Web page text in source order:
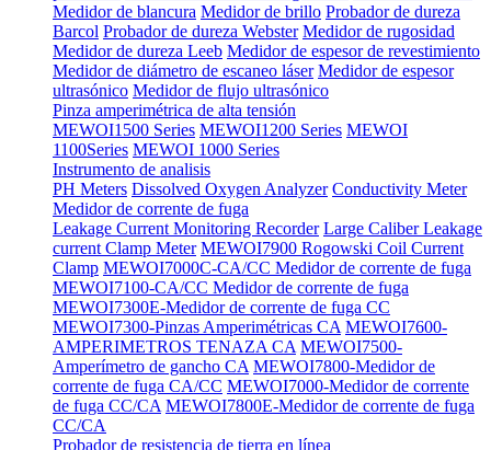
Medidor de blancura Medidor de brillo Probador de dureza
Barcol Probador de dureza Webster Medidor de rugosidad
Medidor de dureza Leeb Medidor de espesor de revestimiento
Medidor de diámetro de escaneo láser Medidor de espesor
ultrasónico Medidor de flujo ultrasónico
Pinza amperimétrica de alta tensión
MEWOI1500 Series MEWOI1200 Series MEWOI
1100Series MEWOI 1000 Series
Instrumento de analisis
PH Meters Dissolved Oxygen Analyzer Conductivity Meter
Medidor de corrente de fuga
Leakage Current Monitoring Recorder Large Caliber Leakage
current Clamp Meter MEWOI7900 Rogowski Coil Current
Clamp MEWOI7000C-CA/CC Medidor de corrente de fuga
MEWOI7100-CA/CC Medidor de corrente de fuga
MEWOI7300E-Medidor de corrente de fuga CC
MEWOI7300-Pinzas Amperimétricas CA MEWOI7600-
AMPERIMETROS TENAZA CA MEWOI7500-
Amperímetro de gancho CA MEWOI7800-Medidor de
corrente de fuga CA/CC MEWOI7000-Medidor de corrente
de fuga CC/CA MEWOI7800E-Medidor de corrente de fuga
CC/CA
Probador de resistencia de tierra en línea